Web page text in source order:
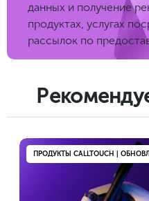
данных и получение
продуктах, услугах
рассылок по
ПРОДУКТЫ CALLTOUCH |